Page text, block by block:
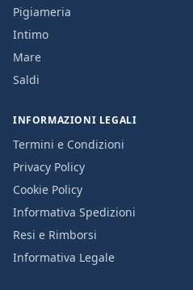
Pigiameria
Intimo
Mare
Saldi
INFORMAZIONI LEGALI
Termini e Condizioni
Privacy Policy
Cookie Policy
Informativa Spedizioni
Resi e Rimborsi
Informativa Legale